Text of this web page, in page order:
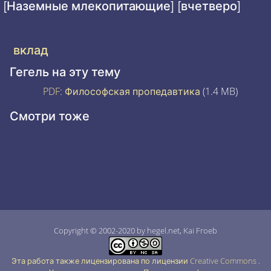
[Наземные млекопитающие] [вчетверо]
вклад
Гегель на эту тему
PDF: Философская пропедавтика (1.4 MB)
Смотри тоже
Copyright © 2002-2020 by hegel.net, Kai Froeb
Эта работа также лицензирована по лицензии Creative Commons .